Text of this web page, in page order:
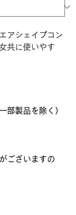
アシェイプコン
共に使いやす
部製品を除く）
ございますの